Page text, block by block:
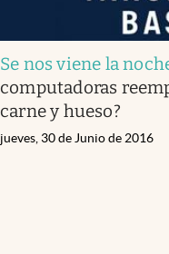
Se nos viene la
computadoras
carne y hueso?
jueves, 30 de Junio de 2016